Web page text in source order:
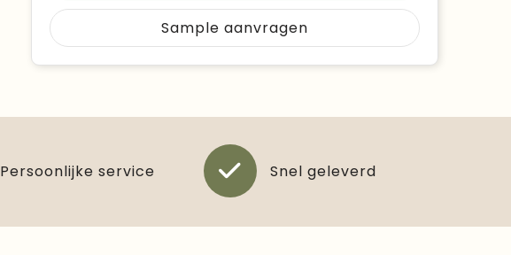
Sample aanvragen
Persoonlijke service Snel geleverd